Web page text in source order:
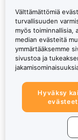
Välttämättömiä
turvallisuuden
myös toiminnallisia,
median evästeitä
ymmärtääksemme
sivustoa ja
Hyväksy
evästeet